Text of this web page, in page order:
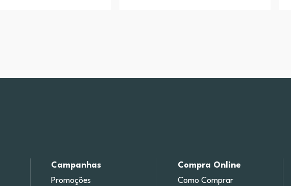
Campanhas
Promoções
Compra Online
Como Comprar